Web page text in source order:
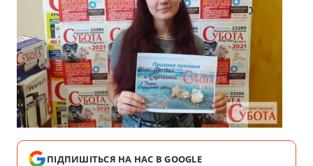
ПІДПИШІТЬСЯ НА НАС В GOOGLE